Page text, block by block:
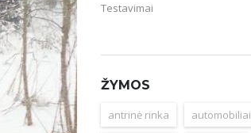
Testavimai
ŽYMOS
antrinė rinka automobiliai